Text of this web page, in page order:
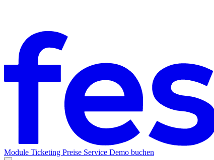
Module Ticketing Preise Service Demo buchen